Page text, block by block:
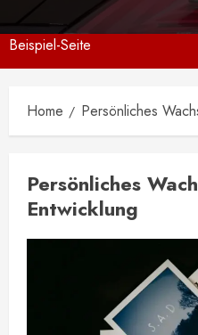
Beispiel-Seite
Home Persönliches
Persönliches
Entwicklung